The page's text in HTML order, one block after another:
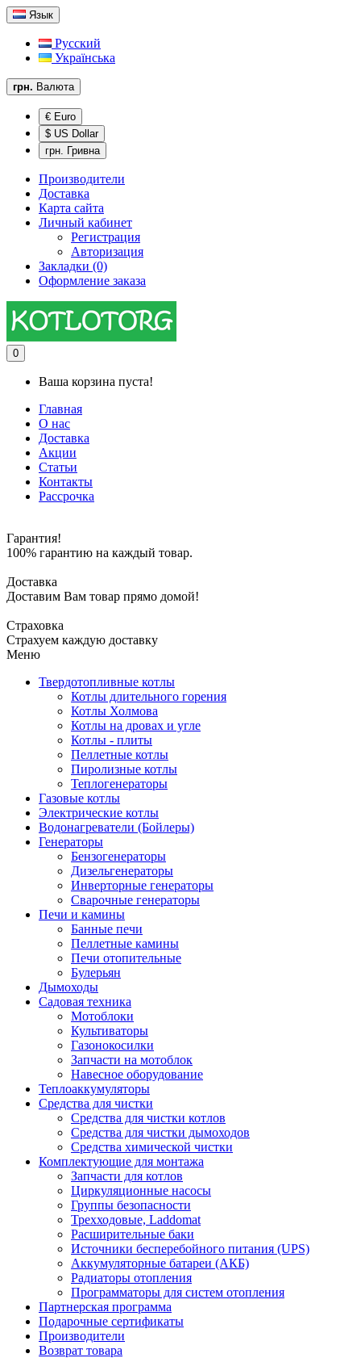
Язык
Русский
Українська
грн. Валюта
€ Euro
$ US Dollar
грн. Гривна
Производители
Доставка
Карта сайта
Личный кабинет
Регистрация
Авторизация
Закладки (0)
Оформление заказа
0
Ваша корзина пуста!
Главная
О нас
Доставка
Акции
Статьи
Контакты
Рассрочка
Гарантия!
100% гарантию на каждый товар.
Доставка
Доставим Вам товар прямо домой!
Страховка
Страхуем каждую доставку
Меню
Твердотопливные котлы
Котлы длительного горения
Котлы Холмова
Котлы на дровах и угле
Котлы - плиты
Пеллетные котлы
Пиролизные котлы
Теплогенераторы
Газовые котлы
Электрические котлы
Водонагреватели (Бойлеры)
Генераторы
Бензогенераторы
Дизельгенераторы
Инверторные генераторы
Сварочные генераторы
Печи и камины
Банные печи
Пеллетные камины
Печи отопительные
Булерьян
Дымоходы
Садовая техника
Мотоблоки
Культиваторы
Газонокосилки
Запчасти на мотоблок
Навесное оборудование
Теплоаккумуляторы
Средства для чистки
Средства для чистки котлов
Средства для чистки дымоходов
Средства химической чистки
Комплектующие для монтажа
Запчасти для котлов
Циркуляционные насосы
Группы безопасности
Трехходовые, Laddomat
Расширительные баки
Источники бесперебойного питания (UPS)
Аккумуляторные батареи (АКБ)
Радиаторы отопления
Программаторы для систем отопления
Партнерская программа
Подарочные сертификаты
Производители
Возврат товара